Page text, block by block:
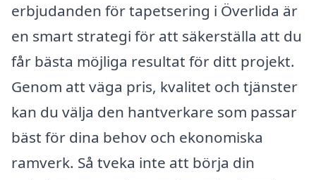
erbjudanden för tapetsering i Överlida är
en smart strategi för att säkerställa att du
får bästa möjliga resultat för ditt projekt.
Genom att väga pris, kvalitet och tjänster
kan du välja den hantverkare som passar
bäst för dina behov och ekonomiska
ramverk. Så tveka inte att börja din